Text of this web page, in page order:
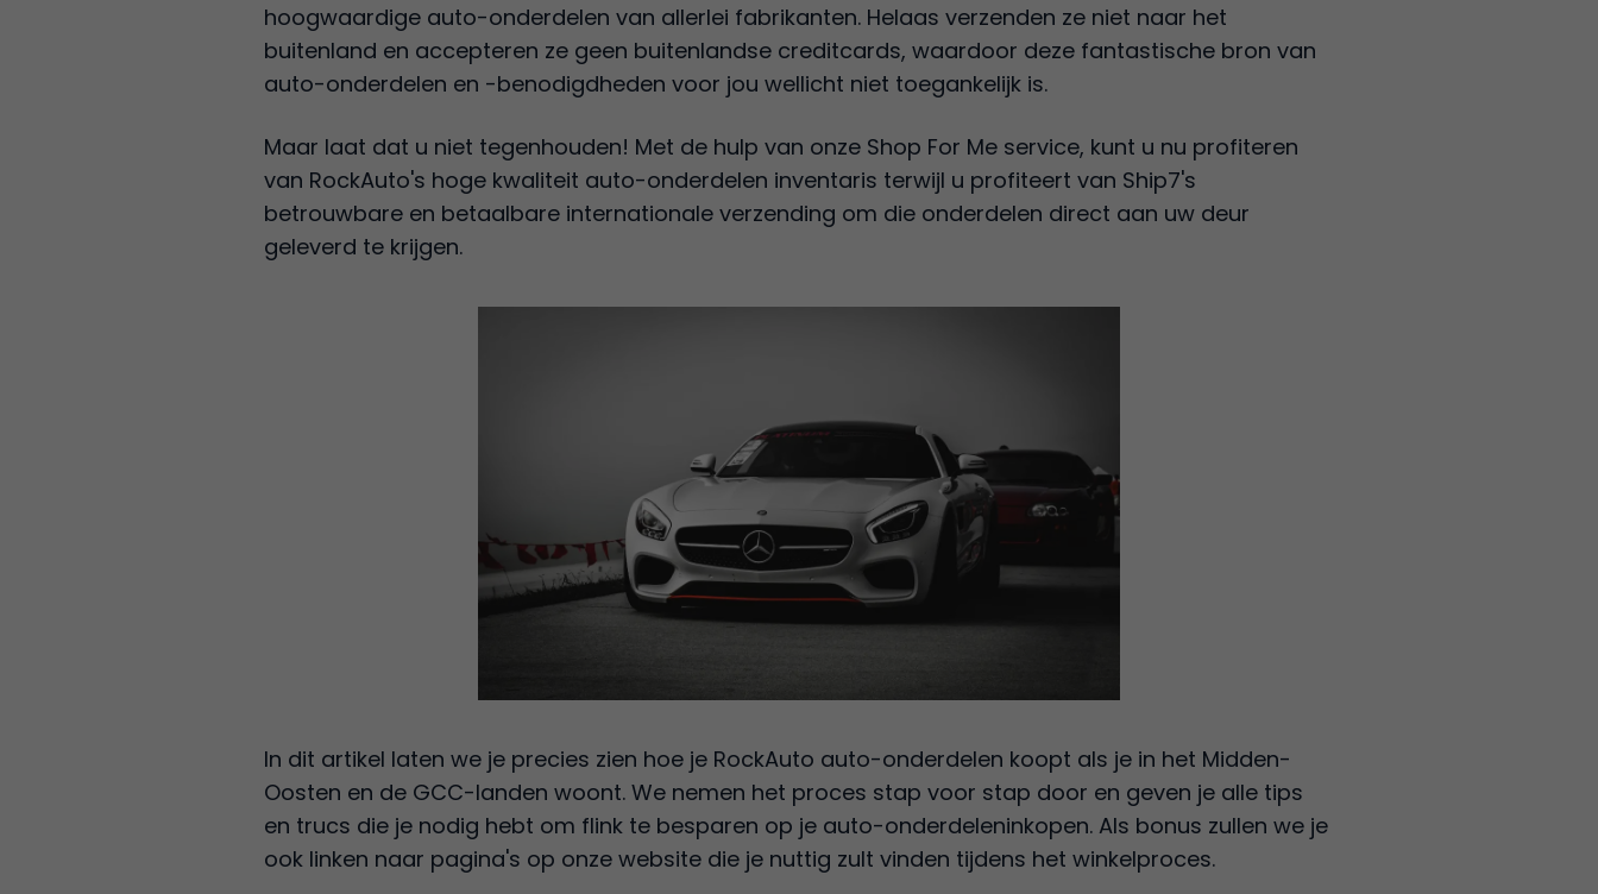
hoogwaardige auto-onderdelen van allerlei fabrikanten. Helaas verzenden ze niet naar het
buitenland en accepteren ze geen buitenlandse creditcards, waardoor deze fantastische bron van
auto-onderdelen en -benodigdheden voor jou wellicht niet toegankelijk is.
Maar laat dat u niet tegenhouden! Met de hulp van onze Shop For Me service, kunt u nu profiteren
van RockAuto's hoge kwaliteit auto-onderdelen inventaris terwijl u profiteert van Ship7's
betrouwbare en betaalbare internationale verzending om die onderdelen direct aan uw deur
geleverd te krijgen.
In dit artikel laten we je precies zien hoe je RockAuto auto-onderdelen koopt als je in het Midden-
Oosten en de GCC-landen woont. We nemen het proces stap voor stap door en geven je alle tips
en trucs die je nodig hebt om flink te besparen op je auto-onderdeleninkopen. Als bonus zullen we je
ook linken naar pagina's op onze website die je nuttig zult vinden tijdens het winkelproces.